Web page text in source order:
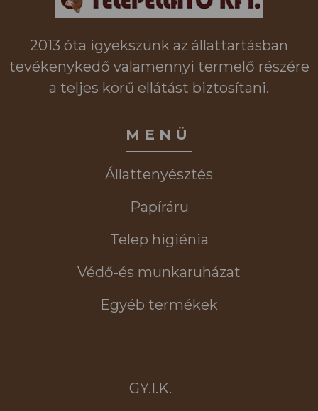
2013 óta igyekszünk az állattartásban
tevékenykedő valamennyi termelő részére
a teljes körű ellátást biztosítani.
MENÜ
Állattenyésztés
Papíráru
Telep higiénia
Védő-és munkaruházat
Egyéb termékek
GY.I.K.